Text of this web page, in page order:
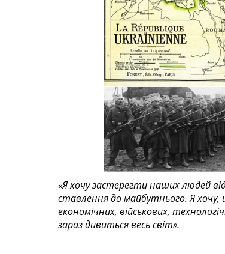
«Я хочу застерегти наших людей
ставлення до майбутнього.Я хочу,
економічних, військових,
зараз дивиться весь світ».